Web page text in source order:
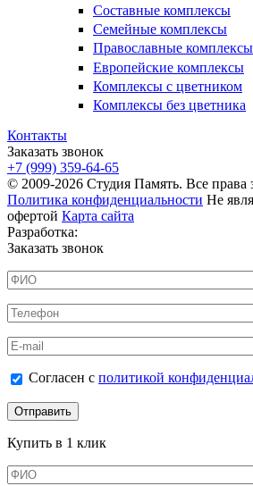
Составные комплексы
Семейные комплексы
Православные комплексы
Европейские комплексы
Комплексы с цветником
Комплексы без цветника
Контакты
Заказать звонок
+7 (999) 359-64-65
© 2009-2026 Студия Память. Все
Политика конфиденциальности Не
офертой Карта сайта
Разработка:
Заказать звонок
ФИО
Телефон
E-mail
Согласен с политикой
Согласен с политикой
Купить в 1 клик
ФИО